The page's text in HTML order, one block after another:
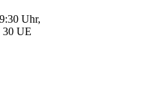
Uhr,
30 UE